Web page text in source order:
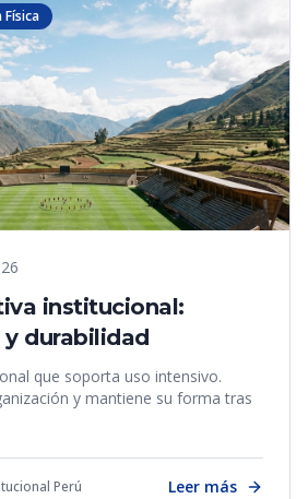
Física
institucional:
durabilidad
que soporta uso intensivo.
y mantiene su forma tras
Perú Leer más